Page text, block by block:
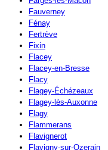
Fauverney
Fénay
Fertrève
Fixin
Flacey
Flacey-en-Bresse
Flacy
Flagey-Échézeaux
Flagey-lès-Auxonne
Flagy
Flammerans
Flavignerot
Flavigny-sur-Ozerain